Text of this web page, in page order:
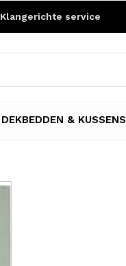
DEKBEDDEN & KUSSENS
Klangerichte service